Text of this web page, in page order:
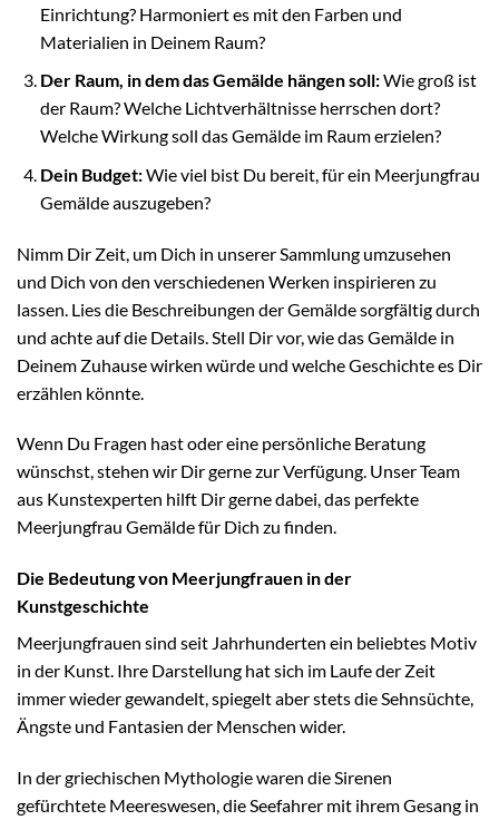
Einrichtung? Harmoniert es mit den Farben und
Materialien in Deinem Raum?
Der Raum, in dem das Gemälde hängen soll:Wie groß ist
der Raum? Welche Lichtverhältnisse herrschen dort?
Welche Wirkung soll das Gemälde im Raum erzielen?
Dein Budget:Wie viel bist Du bereit, für ein Meerjungfrau
Gemälde auszugeben?
Nimm Dir Zeit, um Dich in unserer Sammlung umzusehen
und Dich von den verschiedenen Werken inspirieren zu
lassen. Lies die Beschreibungen der Gemälde sorgfältig durch
und achte auf die Details. Stell Dir vor, wie das Gemälde in
Deinem Zuhause wirken würde und welche Geschichte es Dir
erzählen könnte.
Wenn Du Fragen hast oder eine persönliche Beratung
wünschst, stehen wir Dir gerne zur Verfügung. Unser Team
aus Kunstexperten hilft Dir gerne dabei, das perfekte
Meerjungfrau Gemälde für Dich zu finden.
Die Bedeutung von Meerjungfrauen in der
Kunstgeschichte
Meerjungfrauen sind seit Jahrhunderten ein beliebtes Motiv
in der Kunst. Ihre Darstellung hat sich im Laufe der Zeit
immer wieder gewandelt, spiegelt aber stets die Sehnsüchte,
Ängste und Fantasien der Menschen wider.
In der griechischen Mythologie waren die Sirenen
gefürchtete Meereswesen, die Seefahrer mit ihrem Gesang in